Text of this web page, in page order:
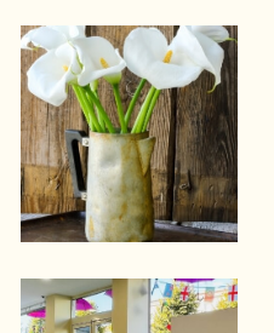
mettons tout en
dans
dans
de copropriét
équipe saura